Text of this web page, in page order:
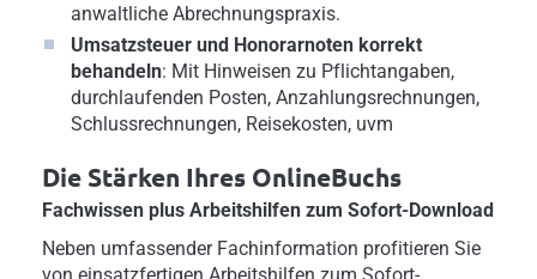
anwaltliche Abrechnungspraxis.
Umsatzsteuer und Honorarnoten korrekt
behandeln: Mit Hinweisen zu Pflichtangaben,
durchlaufenden Posten, Anzahlungsrechnungen,
Schlussrechnungen, Reisekosten, uvm
Die Stärken Ihres OnlineBuchs
Fachwissen plus Arbeitshilfen zum Sofort-Download
Neben umfassender Fachinformation profitieren Sie